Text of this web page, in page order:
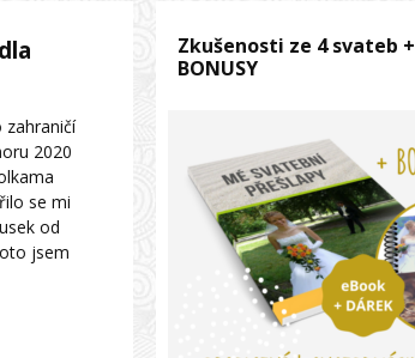
zahraničí
2020
se mi
od
jsem
Zkušenosti ze 4 svateb +
BONUSY